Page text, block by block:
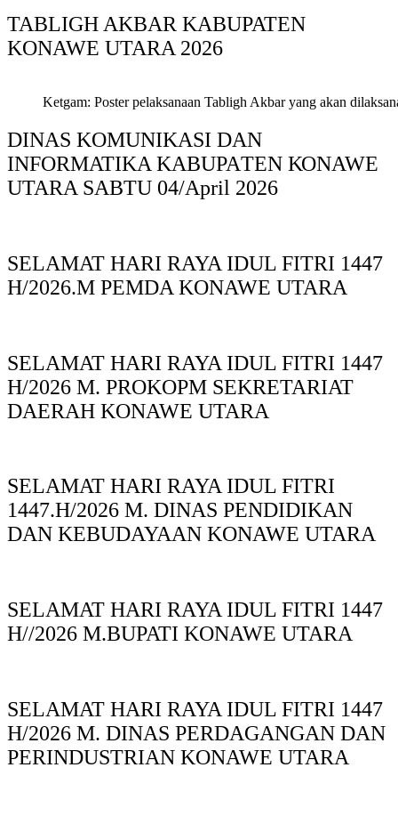
TABLIGH AKBAR KABUPATEN
KONAWE UTARA 2026
Ketgam: Poster pelaksanaan Tabligh Akbar yang akan
DINAS KOMUNIKASI DAN
INFORMATIKA KABUPAΤΕΝ ΚΟNAWE
UTARA SABTU 04/April 2026
SELAMAT HARI RAYA IDUL FITRI 1447
H/2026.M PEMDA KONAWE UTARA
SELAMAT HARI RAYA IDUL FITRI 1447
H/2026 M. PROKOPM SEKRETARIAT
DAERAH KONAWE UTARA
SELAMAT HARI RAYA IDUL FITRI
1447.H/2026 M. DINAS PENDIDIKAN
DAN KEBUDAYAAN KONAWE UTARA
SELAMAT HARI RAYA IDUL FITRI 1447
H//2026 M.BUPATI KONAWE UTARA
SELAMAT HARI RAYA IDUL FITRI 1447
H/2026 M. DINAS PERDAGANGAN DAN
PERINDUSTRIAN KONAWE UTARA